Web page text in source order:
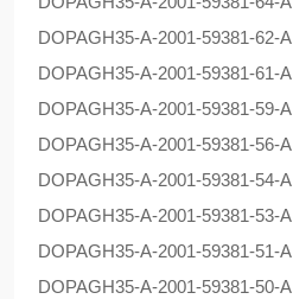
DOPAGH35-A-2001-59381-62-A
DOPAGH35-A-2001-59381-61-A
DOPAGH35-A-2001-59381-59-A
DOPAGH35-A-2001-59381-56-A
DOPAGH35-A-2001-59381-54-A
DOPAGH35-A-2001-59381-53-A
DOPAGH35-A-2001-59381-51-A
DOPAGH35-A-2001-59381-50-A